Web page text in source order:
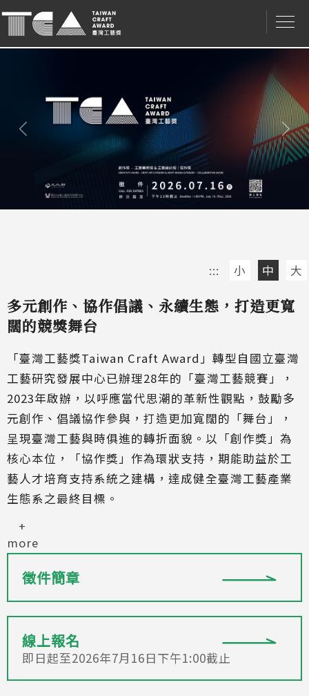
Previous/
::: 小 中 大
多元創作、協作倡議、永續生態，打造更寬
闊的競獎舞台
「臺灣工藝獎Taiwan Craft Award」轉型自國立臺灣
工藝研究發展中心已辦理28年的「臺灣工藝競賽」，
2023年啟辦，以呼應當代思潮的革新性觀點，鼓勵多
元創作、倡議協作參與，打造更加寬闊的「舞台」，
呈現臺灣工藝與時俱進的轉折面貌。以「創作獎」為
核心本位，「協作獎」作為環狀支持，期能助益於工
藝人才培育支持系統之建構，達成健全臺灣工藝產業
生態系之最終目標。
+
more
徵件簡章
線上報名
即日起至2026年7月16日下午1:00截止